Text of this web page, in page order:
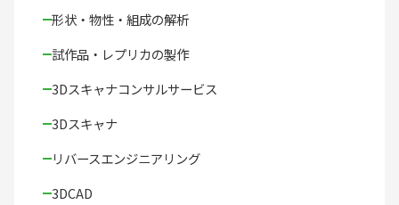
形状・物性・組成の解析
試作品・レプリカの製作
3Dスキャナコンサルサービス
3Dスキャナ
リバースエンジニアリング
3DCAD